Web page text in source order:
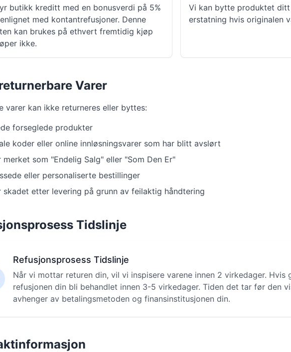
butikk kreditt med en bonusverdi på 5%
med kontantrefusjoner. Denne
kan brukes på ethvert fremtidig kjøp
ikke.
Vi kan bytte produktet
erstatning hvis originalen
Varer
varer kan ikke returneres eller byttes:
forseglede produkter
koder eller online innløsningsvarer som har blitt avslørt
merket som "Endelig Salg" eller "Som Den Er"
eller personaliserte bestillinger
skadet etter levering på grunn av feilaktig håndtering
Tidslinje
Refusjonsprosess Tidslinje
Når vi mottar returen din, vil vi inspisere varene innen 2 virkedager. Hvis
refusjonen din bli behandlet innen 3-5 virkedager. Tiden det tar før den
avhenger av betalingsmetoden og finansinstitusjonen din.